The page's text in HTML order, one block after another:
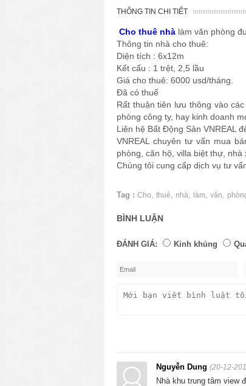
THÔNG TIN CHI TIẾT
Cho thuê nhà làm văn phòng
Thông tin nhà cho thuê:
Diện tích : 6x12m
Kết cấu : 1 trệt, 2,5 lầu
Giá cho thuê: 6000 usd/tháng.
Đã có thuế
Rất thuận tiên lưu thông vào
phòng công ty, hay kinh doanh
Liên hệ Bất Động Sản VNREAL
VNREAL chuyên tư vấn mua
phòng, căn hộ, villa biệt thự,
Chúng tôi cung cấp dịch vụ tư
Tag : Cho thuê nhà làm văn
BÌNH LUẬN
ĐÁNH GIÁ: Kinh khủng
Nguyễn Dung (20-12-
Nhà khu trung tâm view